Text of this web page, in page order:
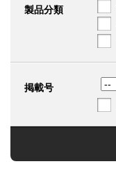
製品分類
掲載号